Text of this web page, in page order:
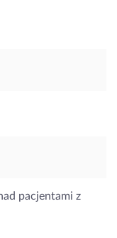
pacjentami z